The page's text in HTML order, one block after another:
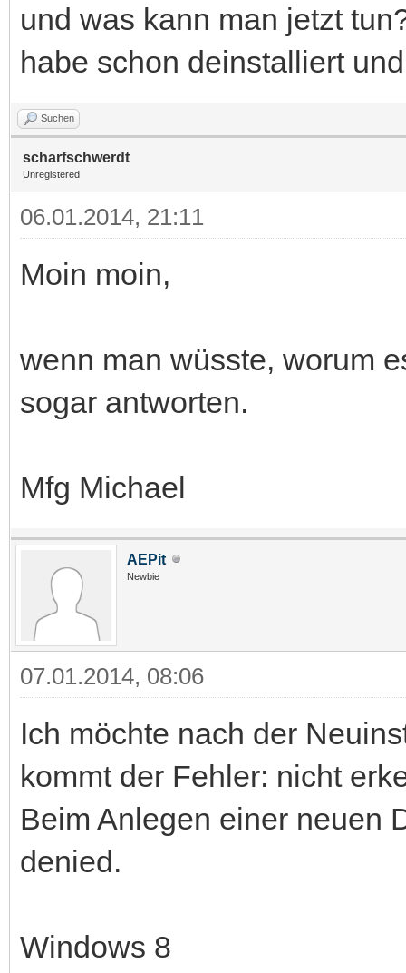
und was kann man jetzt
habe schon deinstalliert
Suchen
scharfschwerdt
Unregistered
06.01.2014, 21:11
Moin moin,
wenn man wüsste, worum
sogar antworten.
Mfg Michael
AEPit
Newbie
07.01.2014, 08:06
Ich möchte nach der
kommt der Fehler: nicht
Beim Anlegen einer neuen
denied.
Windows 8